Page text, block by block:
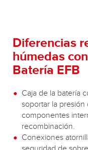
Diferencias
húmedas
Batería EFB
Caja de la batería
soportar la presión
componentes
recombinación.
Conexiones